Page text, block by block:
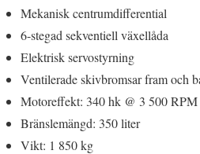
Mekanisk centrumdifferential
6-stegad sekventiell växellåda
Elektrisk servostyrning
Ventilerade skivbromsar fram och
Motoreffekt: 340 hk @ 3 500 RPM
Bränslemängd: 350 liter
Vikt: 1 850 kg